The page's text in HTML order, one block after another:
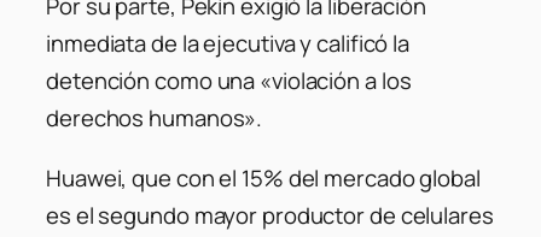
Por su parte, Pekín exigió la liberación
inmediata de la ejecutiva y calificó la
detención como una «violación a los
derechos humanos».
Huawei, que con el 15% del mercado global
es el segundo mayor productor de celulares